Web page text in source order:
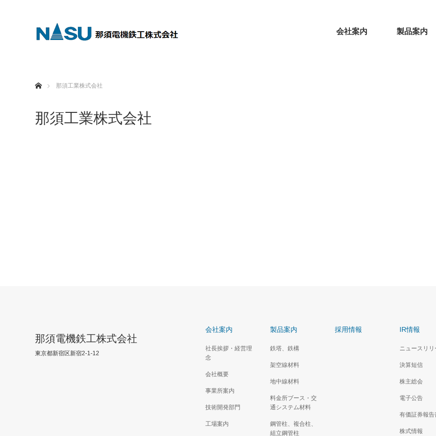
会社案内 製品案内
那須工業株式会社
那須工業株式会社
会社案内
社長挨拶・経営理
念
会社概要
事業所案内
技術開発部門
工場案内
製品案内
鉄塔、鉄構
架空線材料
地中線材料
料金所ブース・交
通システム材料
鋼管柱、複合柱、
組立鋼管柱
採用情報 IR情報
ニュースリリ
決算短信
株主総会
電子公告
有価証券報告
株式情報
那須電機鉄工株式会社
東京都新宿区新宿2-1-12